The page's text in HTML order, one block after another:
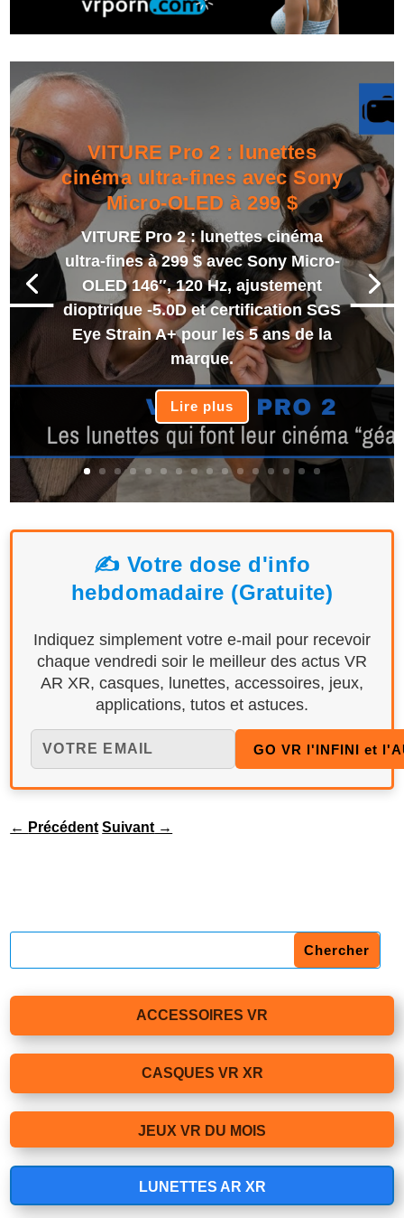
VITURE Pro 2 : lunettes
cinéma ultra-fines avec Sony
Micro-OLED à 299 $
VITURE Pro 2 : lunettes cinéma
ultra-fines à 299 $ avec Sony Micro-
OLED 146″, 120 Hz, ajustement
dioptrique -5.0D et certification SGS
Eye Strain A+ pour les 5 ans de la
marque.
Lire plus
✍️ Votre dose d'info
hebdomadaire (Gratuite)
Indiquez simplement votre e-mail pour recevoir
chaque vendredi soir le meilleur des actus VR
AR XR, casques, lunettes, accessoires, jeux,
applications, tutos et astuces.
← Précédent Suivant →
ACCESSOIRES VR
CASQUES VR XR
JEUX VR DU MOIS
LUNETTES AR XR